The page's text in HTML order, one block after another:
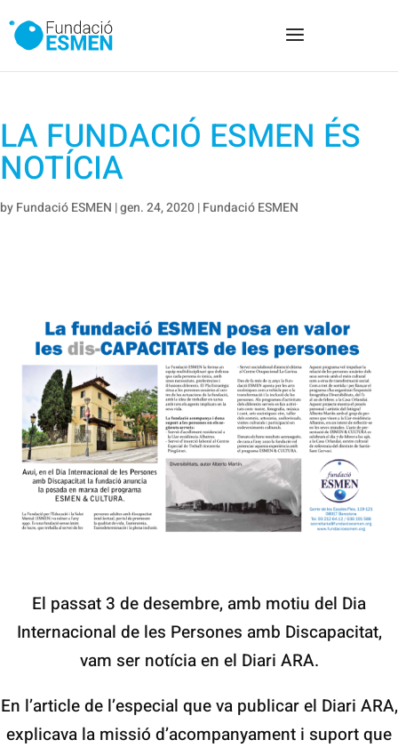
LA FUNDACIÓ ESMEN ÉS
NOTÍCIA
byFundació ESMEN |gen. 24, 2020|Fundació ESMEN
El passat 3 de desembre, amb motiu del Dia
Internacional de les Persones amb Discapacitat,
vam ser notícia en el Diari ARA.
En l’article de l’especial que va publicar el Diari ARA,
explicava la missió d’acompanyament i suport que